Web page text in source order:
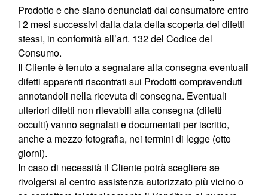
Prodotto e che siano denunciati dal consumatore entro
i 2 mesi successivi dalla data della scoperta dei difetti
stessi, in conformità all’art. 132 del Codice del
Consumo.
Il Cliente è tenuto a segnalare alla consegna eventuali
difetti apparenti riscontrati sui Prodotti compravenduti
annotandoli nella ricevuta di consegna. Eventuali
ulteriori difetti non rilevabili alla consegna (difetti
occulti) vanno segnalati e documentati per iscritto,
anche a mezzo fotografia, nei termini di legge (otto
giorni).
In caso di necessità il Cliente potrà scegliere se
rivolgersi al centro assistenza autorizzato più vicino o